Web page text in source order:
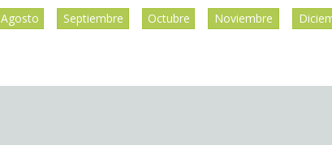
Agosto Septiembre Octubre Noviembre